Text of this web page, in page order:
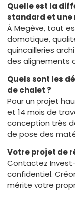
Quelle est la
standard et une
À Megève, tout
domotique,
quincailleries
des alignements
Quels sont les
de chalet ?
Pour un projet
et 14 mois de
conception très
de pose des
Votre projet de
Contactez
confidentiel.
mérite votre